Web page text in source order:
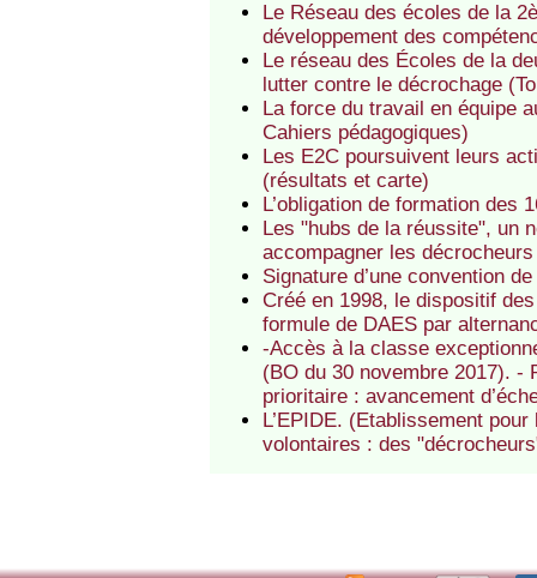
Le Réseau des écoles de la
développement des
Le réseau des Écoles de la
lutter contre le décrochage
La force du travail en équipe
Cahiers pédagogiques)
Les E2C poursuivent leurs
(résultats et carte)
L’obligation de formation des
Les "hubs de la réussite", un
accompagner les
Signature d’une convention
Créé en 1998, le dispositif
formule de DAES par
-Accès à la classe
(BO du 30 novembre 2017). -
prioritaire : avancement
L’EPIDE. (Etablissement
volontaires : des